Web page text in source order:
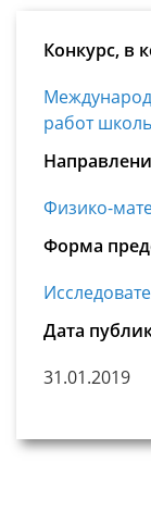
Конкурс, в
работ
Физико-
Форма
Дата
31.01.2019